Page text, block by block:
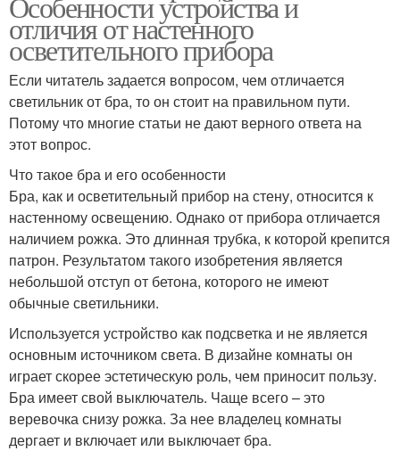
отличия от настенного
осветительного прибора
Если читатель задается вопросом, чем отличается
светильник от бра, то он стоит на правильном пути.
Потому что многие статьи не дают верного ответа на
этот вопрос.
Что такое бра и его особенности
Бра, как и осветительный прибор на стену, относится к
настенному освещению. Однако от прибора отличается
наличием рожка. Это длинная трубка, к которой крепится
патрон. Результатом такого изобретения является
небольшой отступ от бетона, которого не имеют
обычные светильники.
Используется устройство как подсветка и не является
основным источником света. В дизайне комнаты он
играет скорее эстетическую роль, чем приносит пользу.
Бра имеет свой выключатель. Чаще всего – это
веревочка снизу рожка. За нее владелец комнаты
дергает и включает или выключает бра.